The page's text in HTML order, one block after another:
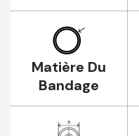
Matière Du
Bandage